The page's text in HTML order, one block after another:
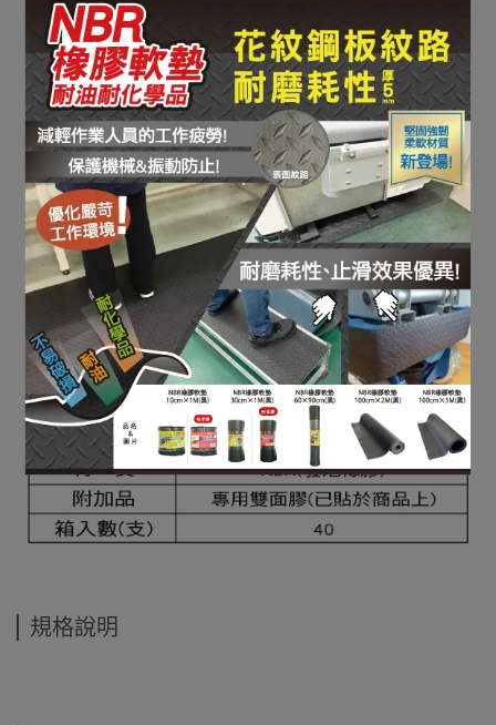
規格說明